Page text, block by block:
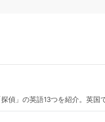
偵」の英語13つを紹介。英国